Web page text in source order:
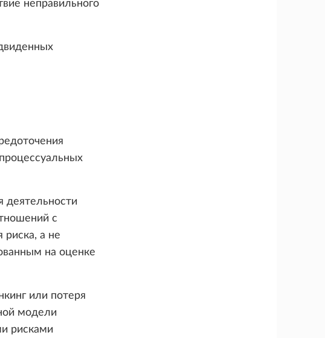
неправильного
деятельности
с
риска, а не
на оценке
или потеря
модели
рисками